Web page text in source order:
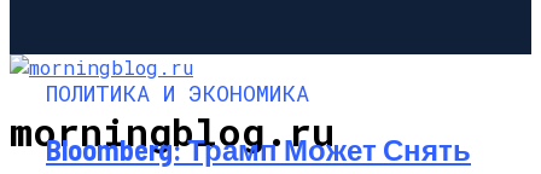
morningblog.ru
ПОЛИТИКА И ЭКОНОМИКА
Bloomberg: Трамп Может Снять